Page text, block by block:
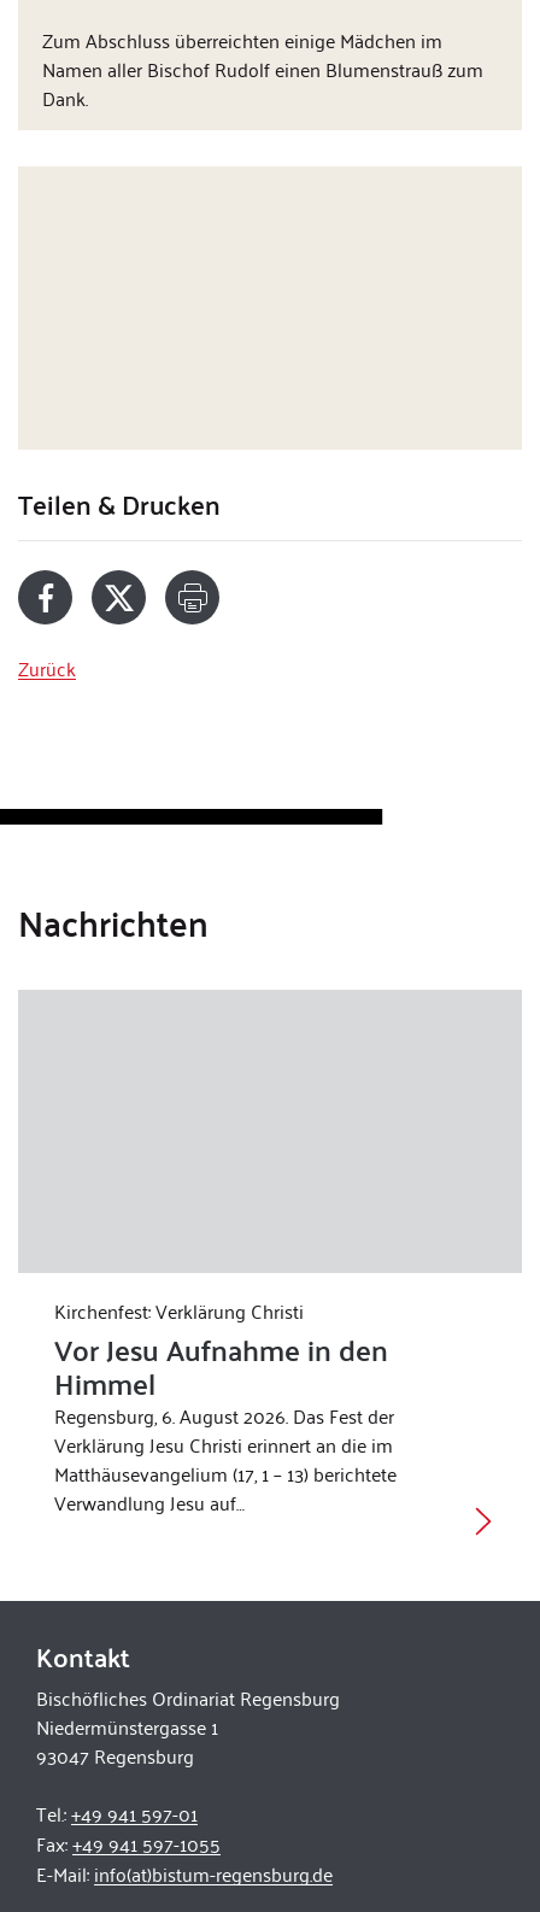
Zum Abschluss überreichten einige Mädchen im
Namen aller Bischof Rudolf einen Blumenstrauß zum
Dank.
Teilen & Drucken
Zurück
Nachrichten
Kirchenfest: Verklärung Christi
Vor Jesu Aufnahme in den
Himmel
Regensburg, 6. August 2026. Das Fest der
Verklärung Jesu Christi erinnert an die im
Matthäusevangelium (17, 1 – 13) berichtete
Verwandlung Jesu auf…
Kontakt
Bischöfliches Ordinariat Regensburg
Niedermünstergasse 1
93047 Regensburg
Tel.:+49 941 597-01
Fax:+49 941 597-1055
E-Mail:info(at)bistum-regensburg.de